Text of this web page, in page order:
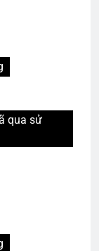
qua sử